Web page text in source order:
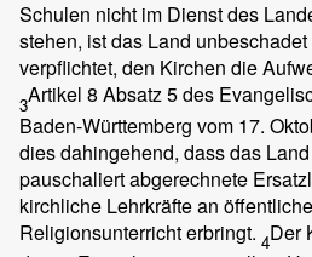
Schulen nicht im Dienst des
stehen, ist das Land
verpflichtet, den Kirchen die
3Artikel 8 Absatz 5 des
Baden-Württemberg vom 17.
dies dahingehend, dass das
pauschaliert abgerechnete
kirchliche Lehrkräfte an
Religionsunterricht erbringt. 4Der